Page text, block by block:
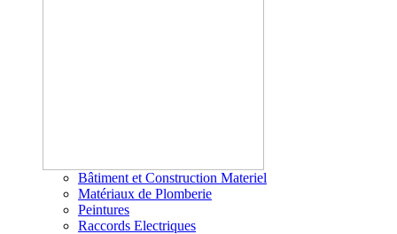
Bâtiment et Construction Materiel
Matériaux de Plomberie
Peintures
Raccords Electriques